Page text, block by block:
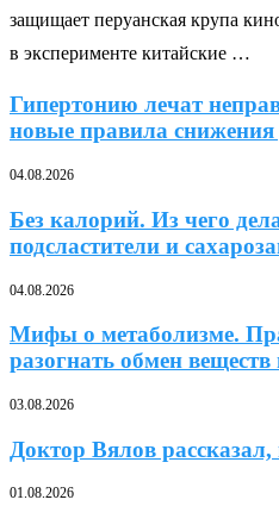
защищает перуанская крупа
в эксперименте китайские …
Гипертонию лечат
новые правила снижения
04.08.2026
Без калорий. Из чего
подсластители и
04.08.2026
Мифы о метаболизме.
разогнать обмен веществ
03.08.2026
Доктор Вялов
01.08.2026